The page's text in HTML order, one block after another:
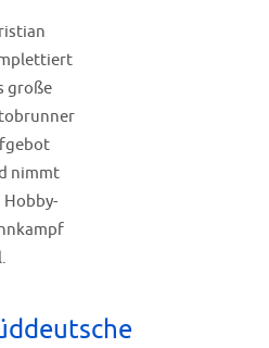
große
nimmt
Hobby-